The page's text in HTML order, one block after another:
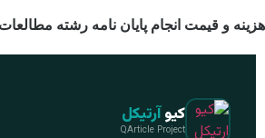
هزینه و قیمت انجام پایان نامه رشته
کیوآرتیکل
QArticle Project